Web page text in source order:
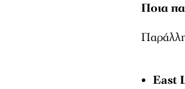
Ποια
East